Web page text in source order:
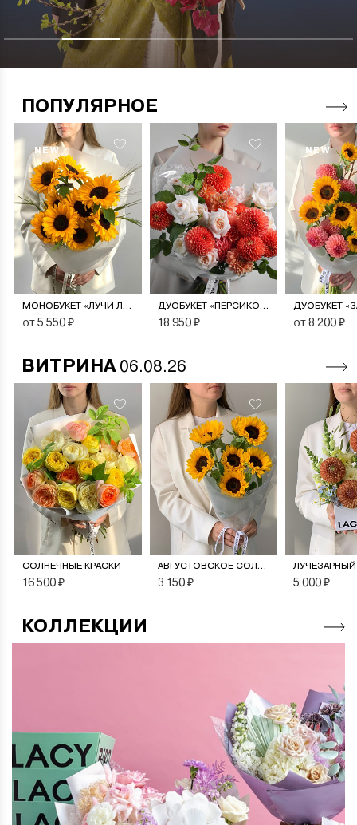
ПОПУЛЯРНОЕ
NEW
МОНОБУКЕТ «ЛУЧИ ЛЕТА»
от 5 550 ₽
ДУОБУКЕТ «ПЕРСИКОВЫЙ СОРБЕТ»
18 950 ₽
NEW
от 8 200 ₽
ВИТРИНА 06.08.26
СОЛНЕЧНЫЕ КРАСКИ
16 500 ₽
АВГУСТОВСКОЕ СОЛНЦЕ
3 150 ₽ 5 000 ₽
КОЛЛЕКЦИИ